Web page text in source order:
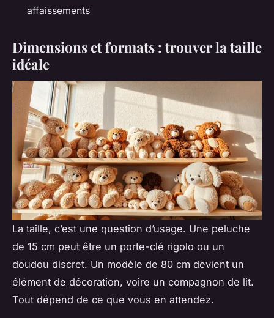
affaissements
Dimensions et formats : trouver la taille
idéale
La taille, c’est une question d’usage. Une peluche
de 15 cm peut être un porte-clé rigolo ou un
doudou discret. Un modèle de 80 cm devient un
élément de décoration, voire un compagnon de lit.
Tout dépend de ce que vous en attendez.